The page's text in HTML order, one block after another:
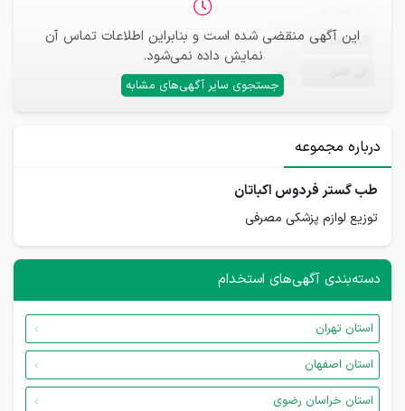
این آگهی منقضی شده است و بنابراین اطلاعات تماس آن
نمایش داده نمی‌شود.
جستجوی سایر آگهی‌های مشابه
ایمیل —
—
درباره مجموعه
طب گستر فردوس اکباتان
توزیع لوازم پزشکی مصرفی
دسته‌بندی آگهی‌های استخدام
استان تهران
استان اصفهان
استان خراسان رضوی